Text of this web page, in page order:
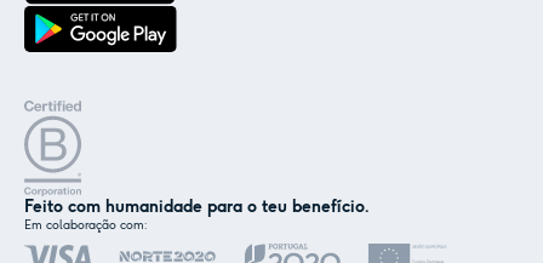
Feito com humanidade para o teu benefício.
Em colaboração com: